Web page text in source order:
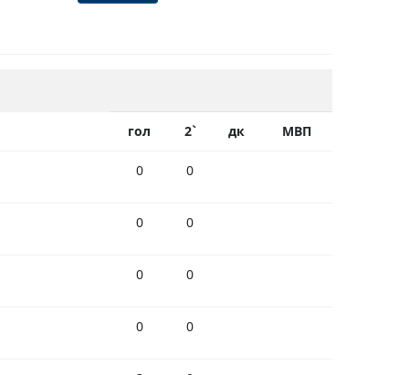
гол 2` дк МВП
0 0
0 0
0 0
0 0